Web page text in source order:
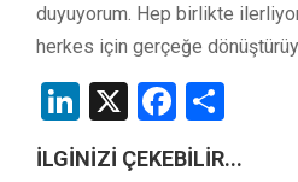
duyuyorum. Hep birlikte
herkes için gerçeğe
LinkedIn
X
İLGİNİZİ ÇEKEBİLİR...